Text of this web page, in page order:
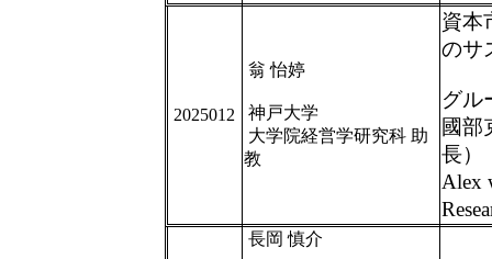
2025012
翁 怡婷
神戸大学
大学院経営学研究科 助
教
資本
のサ
グル
國部
長）
Alex
長岡 慎介